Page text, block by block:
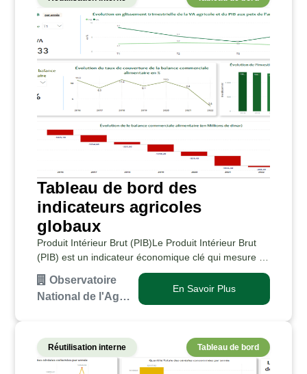
Tableau de bord des
indicateurs agricoles
globaux
Produit Intérieur Brut (PIB)Le Produit Intérieur Brut
(PIB) est un indicateur économique clé qui mesure la
valeur totale des biens et services produits dans un
pays au cours d'une période donnée…
Observatoire
National de l'Ag…
En Savoir Plus
Réutilisation interne Tableau de bord